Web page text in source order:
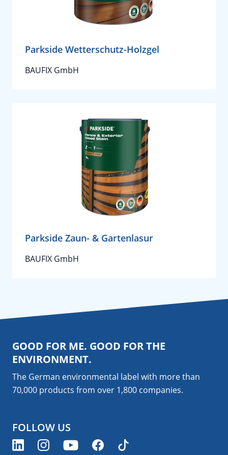
Parkside Wetterschutz-Holzgel
BAUFIX GmbH
Parkside Zaun- & Gartenlasur
BAUFIX GmbH
GOOD FOR ME. GOOD FOR THE
ENVIRONMENT.
The German environmental label with more than
70,000 products from over 1,800 companies.
FOLLOW US